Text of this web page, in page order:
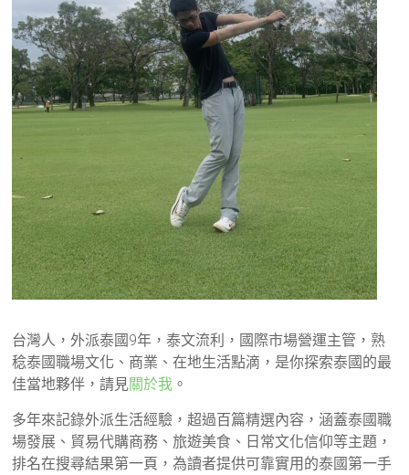
台灣人，外派泰國9年，泰文流利，國際市場營運主管，熟
稔泰國職場文化、商業、在地生活點滴，是你探索泰國的最
佳當地夥伴，請見關於我 。
多年來記錄外派生活經驗，超過百篇精選內容，涵蓋泰國職
場發展、貿易代購商務、旅遊美食、日常文化信仰等主題，
排名在搜尋結果第一頁，為讀者提供可靠實用的泰國第一手